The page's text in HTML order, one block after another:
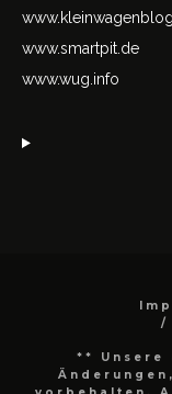
www.smartpit.de
www.wug.info
** Unsere